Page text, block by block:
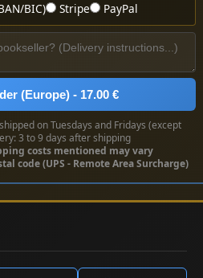
BIC)
Stripe PayPal
(Europe) - 17.00 €
on Tuesdays and Fridays (except
3 to 9 days after shipping
costs mentioned may vary
code (UPS - Remote Area Surcharge)